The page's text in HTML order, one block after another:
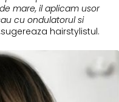
mare, il aplicam usor
cu ondulatorul si
sugereaza hairstylistul.